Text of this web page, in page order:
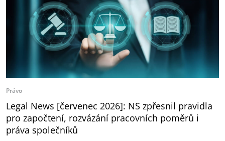
Právo
Legal News [červenec 2026]: NS zpřesnil pravidla
pro započtení, rozvázání pracovních poměrů i
práva společníků